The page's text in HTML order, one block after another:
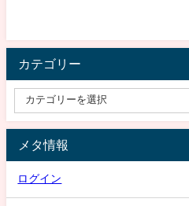
カテゴリー
メタ情報
ログイン